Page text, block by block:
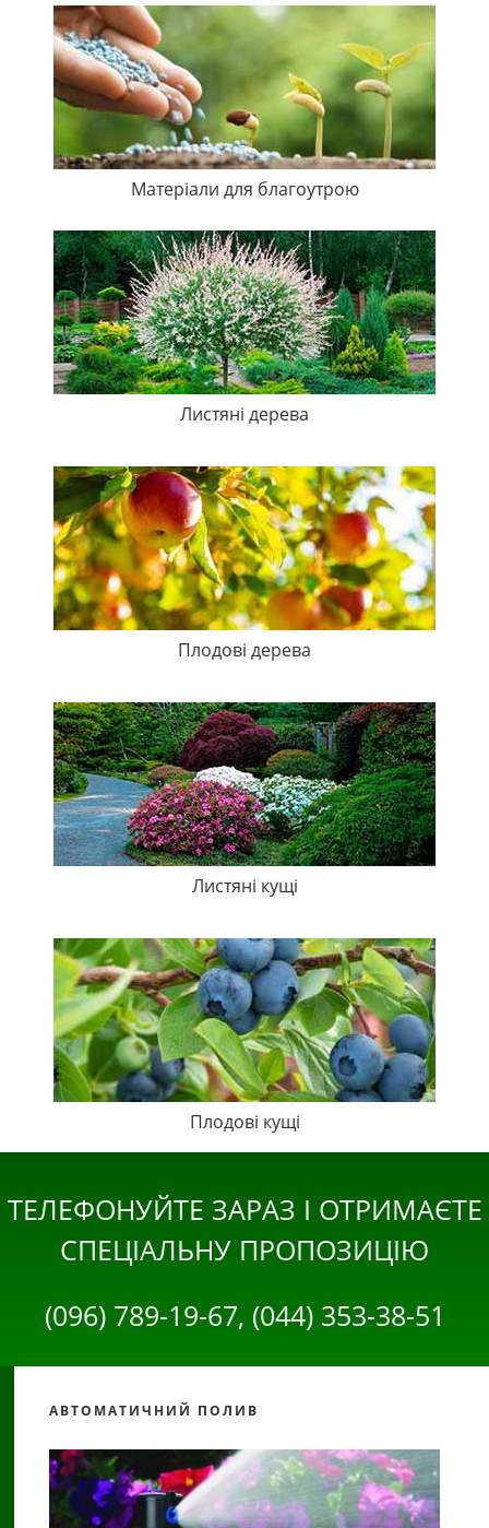
Матеріали для благоутрою
Листяні дерева
Плодові дерева
Листяні кущі
Плодові кущі
ТЕЛЕФОНУЙТЕ ЗАРАЗ І ОТРИМАЄТЕ
СПЕЦІАЛЬНУ ПРОПОЗИЦІЮ
(096) 789-19-67, (044) 353-38-51
АВТОМАТИЧНИЙ ПОЛИВ